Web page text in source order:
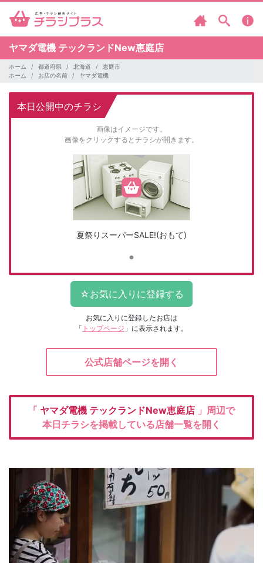
ヤマダ電機 テックランドNew恵庭店
ホーム 都道府県 北海道
恵庭市
ホーム
お店の名前 ヤマダ電機
本日公開中のチラシ
画像はイメージです。
画像をクリックするとチラシが開きます。
夏祭りスーパーSALE!(おもて)
お気に入りに登録したお店は
「 トップページ 」に表示されます。
公式店舗ページを開く
「 ヤマダ電機 テックランドNew恵庭店 」周辺で
本日チラシを掲載している店舗一覧を開く